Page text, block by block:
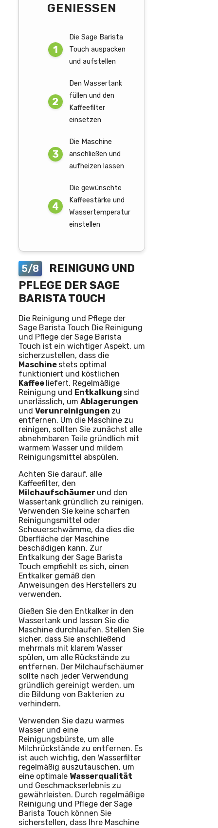
GENIESSEN
Die Sage Barista
Touch auspacken
und aufstellen
Den Wassertank
füllen und den
Kaffeefilter
einsetzen
Die Maschine
anschließen und
aufheizen lassen
Die gewünschte
Kaffeestärke und
Wassertemperatur
einstellen
5/8
REINIGUNG UND
PFLEGE DER SAGE
BARISTA TOUCH
Die Reinigung und Pflege der
Sage Barista Touch Die Reinigung
und Pflege der Sage Barista
Touch ist ein wichtiger Aspekt, um
sicherzustellen, dass die
Maschine stets optimal
funktioniert und köstlichen
Kaffee liefert. Regelmäßige
Reinigung und Entkalkung sind
unerlässlich, um Ablagerungen
und Verunreinigungen zu
entfernen. Um die Maschine zu
reinigen, sollten Sie zunächst alle
abnehmbaren Teile gründlich mit
warmem Wasser und mildem
Reinigungsmittel abspülen.
Achten Sie darauf, alle
Kaffeefilter, den
Milchaufschäumer und den
Wassertank gründlich zu reinigen.
Verwenden Sie keine scharfen
Reinigungsmittel oder
Scheuerschwämme, da dies die
Oberfläche der Maschine
beschädigen kann. Zur
Entkalkung der Sage Barista
Touch empfiehlt es sich, einen
Entkalker gemäß den
Anweisungen des Herstellers zu
verwenden.
Gießen Sie den Entkalker in den
Wassertank und lassen Sie die
Maschine durchlaufen. Stellen Sie
sicher, dass Sie anschließend
mehrmals mit klarem Wasser
spülen, um alle Rückstände zu
entfernen. Der Milchaufschäumer
sollte nach jeder Verwendung
gründlich gereinigt werden, um
die Bildung von Bakterien zu
verhindern.
Verwenden Sie dazu warmes
Wasser und eine
Reinigungsbürste, um alle
Milchrückstände zu entfernen. Es
ist auch wichtig, den Wasserfilter
regelmäßig auszutauschen, um
eine optimale Wasserqualität
und Geschmackserlebnis zu
gewährleisten. Durch regelmäßige
Reinigung und Pflege der Sage
Barista Touch können Sie
sicherstellen, dass Ihre Maschine